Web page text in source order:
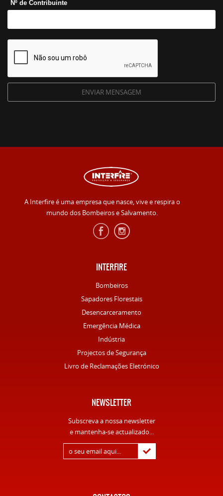
Nº de Contribuinte
A Interfire é uma empresa que nasce, vive e respira o
mundo dos Bombeiros e Salvamento.
INTERFIRE
Bombeiros
Sapadores Florestais
Desencarceramento
Emergência Médica
Indústria
Projectos de Segurança
Livro de Reclamações Eletrónico
NEWSLETTER
Subscreva a nossa newsletter
e mantenha-se actualizado...